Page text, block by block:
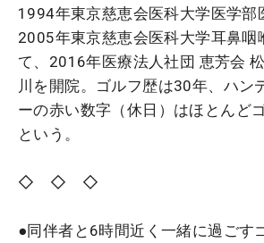
1994年東京慈恵会医科大学医学部
2005年東京慈恵会医科大学耳鼻咽
て、2016年医療法人社団 恵芳会
川を開院。ゴルフ歴は30年、ハン
ーの赤い数字（休日）はほとんど
という。
◇ ◇ ◇
●同伴者と6時間近く一緒に過ごす